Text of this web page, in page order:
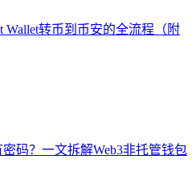
Wallet转币到币安的全流程（附
码？一文拆解Web3非托管钱包